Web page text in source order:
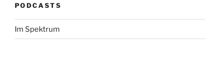
PODCASTS
Im Spektrum